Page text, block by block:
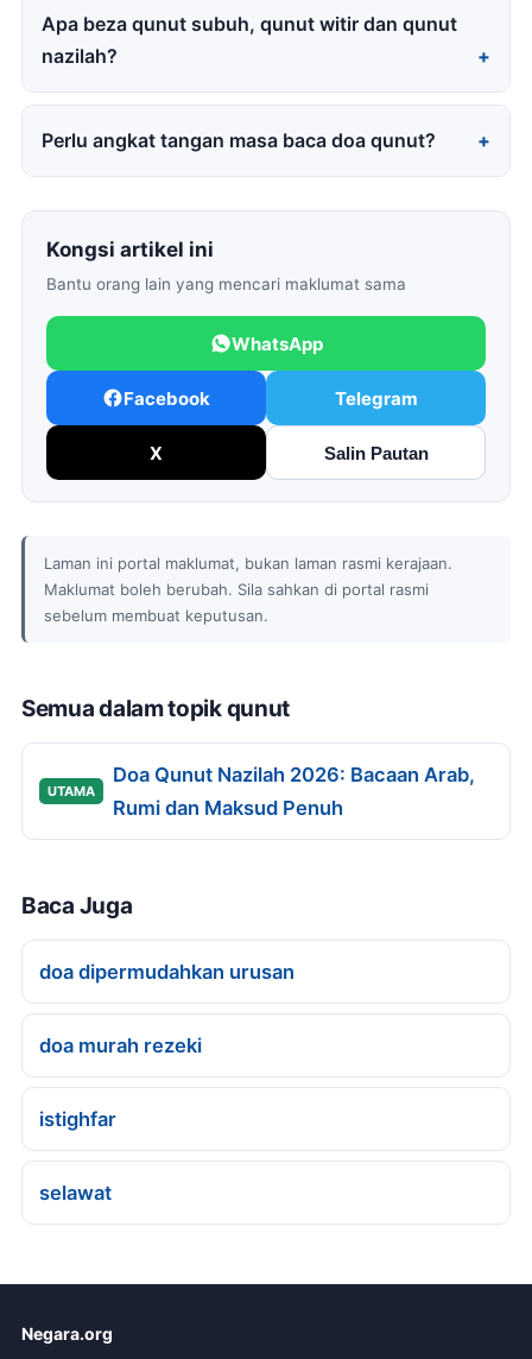
Apa beza qunut subuh, qunut witir dan qunut
nazilah?
Perlu angkat tangan masa baca doa qunut?
Kongsi artikel ini
Bantu orang lain yang mencari maklumat sama
WhatsApp
Facebook Telegram
X Salin Pautan
Laman ini portal maklumat, bukan laman rasmi kerajaan.
Maklumat boleh berubah. Sila sahkan di portal rasmi
sebelum membuat keputusan.
Semua dalam topik qunut
UTAMA
Doa Qunut Nazilah 2026: Bacaan Arab,
Rumi dan Maksud Penuh
Baca Juga
doa dipermudahkan urusan
doa murah rezeki
istighfar
selawat
Negara.org